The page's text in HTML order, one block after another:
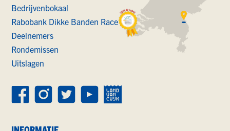
Bedrijvenbokaal
Rabobank Dikke Banden Race
Deelnemers
Rondemissen
Uitslagen